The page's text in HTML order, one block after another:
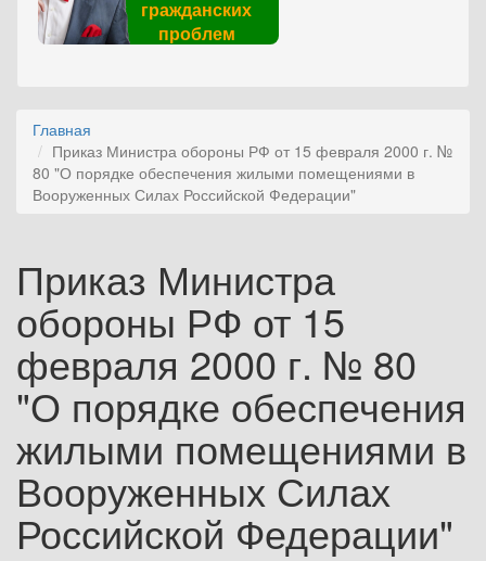
гражданских
проблем
Главная
Приказ Министра обороны РФ от 15 февраля 2000 г. №
80 "О порядке обеспечения жилыми помещениями в
Вооруженных Силах Российской Федерации"
Приказ Министра
обороны РФ от 15
февраля 2000 г. № 80
"О порядке обеспечения
жилыми помещениями в
Вооруженных Силах
Российской Федерации"